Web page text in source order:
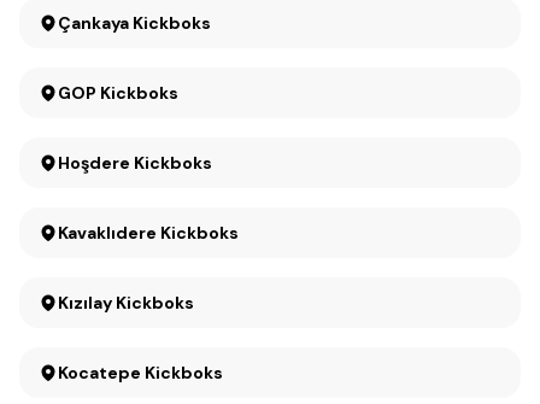
Çankaya Kickboks
GOP Kickboks
Hoşdere Kickboks
Kavaklıdere Kickboks
Kızılay Kickboks
Kocatepe Kickboks